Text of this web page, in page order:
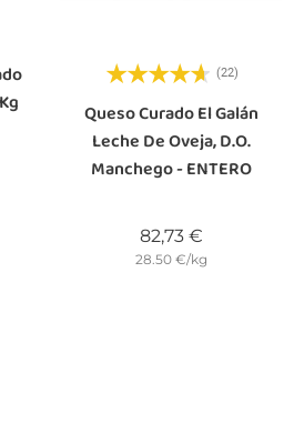
(22)
Queso Curado El Galán
Leche De Oveja, D.O.
Manchego - ENTERO
82,73 €Precio
28.50 €/kg